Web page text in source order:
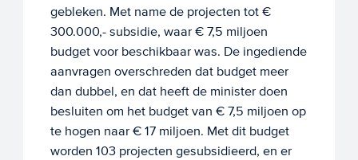
gebleken. Met name de projecten tot €
300.000,- subsidie, waar € 7,5 miljoen
budget voor beschikbaar was. De ingediende
aanvragen overschreden dat budget meer
dan dubbel, en dat heeft de minister doen
besluiten om het budget van € 7,5 miljoen op
te hogen naar € 17 miljoen. Met dit budget
worden 103 projecten gesubsidieerd, en er